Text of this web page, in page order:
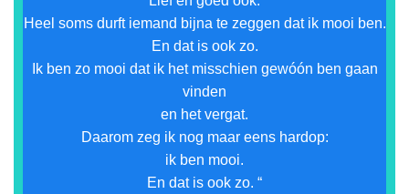
Heel soms durft iemand bijna te zeggen dat ik mooi ben.
En dat is ook zo.
Ik ben zo mooi dat ik het misschien gewóón ben gaan
vinden
en het vergat.
Daarom zeg ik nog maar eens hardop:
ik ben mooi.
En dat is ook zo. “